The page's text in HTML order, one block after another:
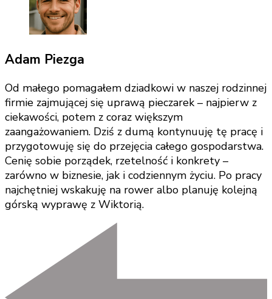
Adam Piezga
Od małego pomagałem dziadkowi w naszej rodzinnej
firmie zajmującej się uprawą pieczarek – najpierw z
ciekawości, potem z coraz większym
zaangażowaniem. Dziś z dumą kontynuuję tę pracę i
przygotowuję się do przejęcia całego gospodarstwa.
Cenię sobie porządek, rzetelność i konkrety –
zarówno w biznesie, jak i codziennym życiu. Po pracy
najchętniej wskakuję na rower albo planuję kolejną
górską wyprawę z Wiktorią.